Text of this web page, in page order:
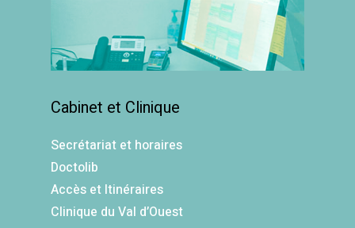
Cabinet et Clinique
Secrétariat et horaires
Doctolib
Accès et Itinéraires
Clinique du Val d’Ouest